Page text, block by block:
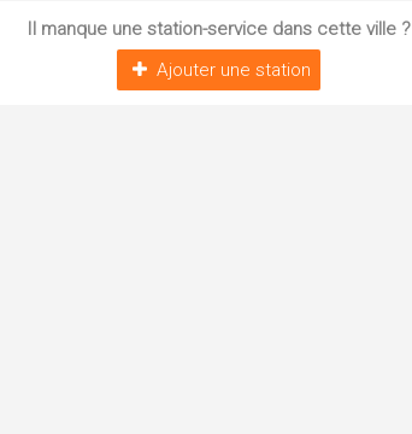
Il manque une station-service dans cette ville ?
Ajouter une station